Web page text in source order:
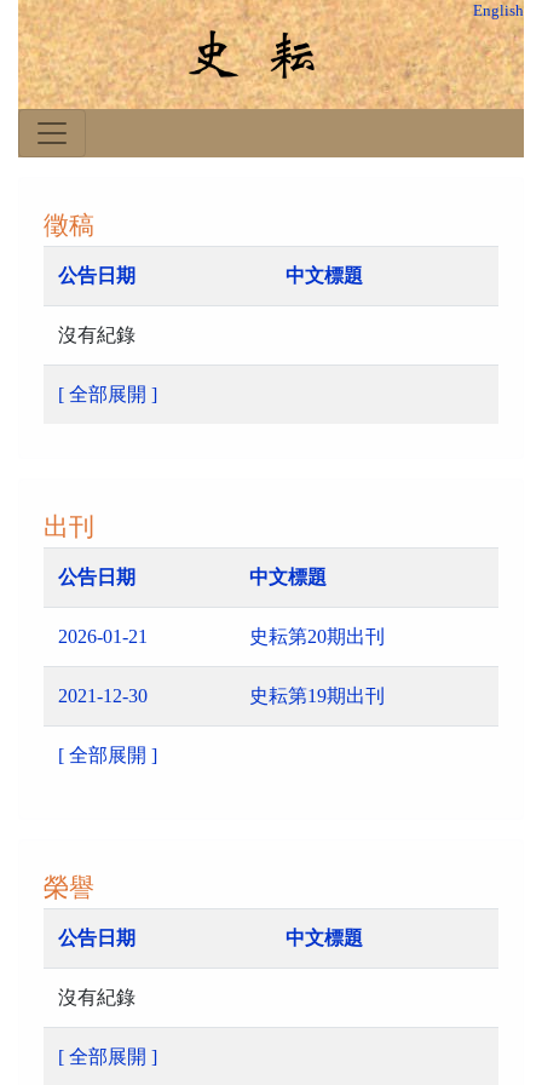
English
徵稿
公告日期 中文標題
沒有紀錄
[ 全部展開 ]
出刊
公告日期 中文標題
2026-01-21 史耘第20期出刊
2021-12-30 史耘第19期出刊
[ 全部展開 ]
榮譽
公告日期 中文標題
沒有紀錄
[ 全部展開 ]